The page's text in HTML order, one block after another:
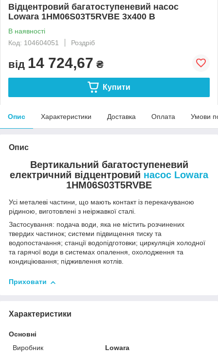
Відцентровий багатоступеневий насос
Lowara 1HM06S03T5RVBE 3x400 B
В наявності
Код: 104604051
Роздріб
від 14 724,67 ₴
Купити
Опис Характеристики Доставка Оплата Умови
Опис
Вертикальний багатоступеневий
електричний відцентровий насос Lowara
1HM06S03T5RVBE
Усі металеві частини, що мають контакт із перекачуваною
рідиною, виготовлені з неіржавкої сталі.
Застосування: подача води, яка не містить розчинених
твердих частинок; системи підвищення тиску та
водопостачання; станції водопідготовки; циркуляція холодної
та гарячої води в системах опалення, охолодження та
кондиціювання; підживлення котлів.
Приховати
Характеристики
Основні
Виробник
Lowara